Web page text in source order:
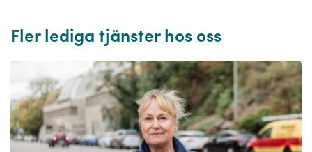
Fler lediga tjänster hos oss